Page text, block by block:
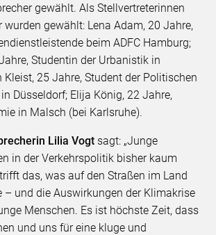
gewählt. Als Stellvertreterinnen
wurden gewählt: Lena Adam, 20 Jahre,
beim ADFC Hamburg;
Studentin der Urbanistik in
Kleist, 25 Jahre, Student der Politischen
Düsseldorf; Elija König, 22 Jahre,
in Malsch (bei Karlsruhe).
Lilia Vogt sagt: „Junge
in der Verkehrspolitik bisher kaum
das, was auf den Straßen im Land
– und die Auswirkungen der Klimakrise
Menschen. Es ist höchste Zeit, dass
und uns für eine kluge und